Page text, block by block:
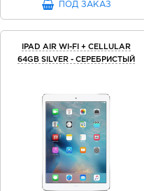
ПОД ЗАКАЗ
IPAD AIR WI-FI + CELLULAR
64GB SILVER - СЕРЕБРИСТЫЙ